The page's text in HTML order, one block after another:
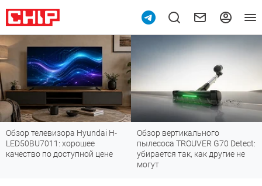
Обзор телевизора Hyundai H-
LED50BU7011: хорошее
качество по доступной цене
Обзор вертикального
пылесоса TROUVER G70 Detect:
убирается так, как другие не
могут